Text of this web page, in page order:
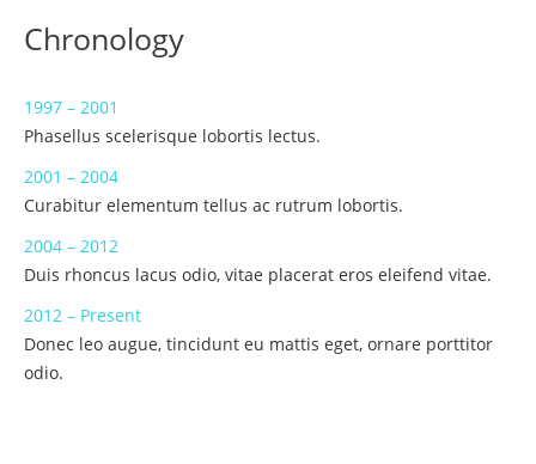
Chronology
1997 – 2001
Phasellus scelerisque lobortis lectus.
2001 – 2004
Curabitur elementum tellus ac rutrum lobortis.
2004 – 2012
Duis rhoncus lacus odio, vitae placerat eros eleifend vitae.
2012 – Present
Donec leo augue, tincidunt eu mattis eget, ornare porttitor
odio.